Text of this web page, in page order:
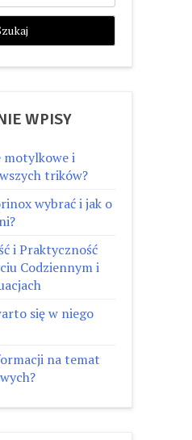
WPISY
motylkowe i
trików?
wybrać i jak o
i Praktyczność
Codziennym i
się w niego
na temat